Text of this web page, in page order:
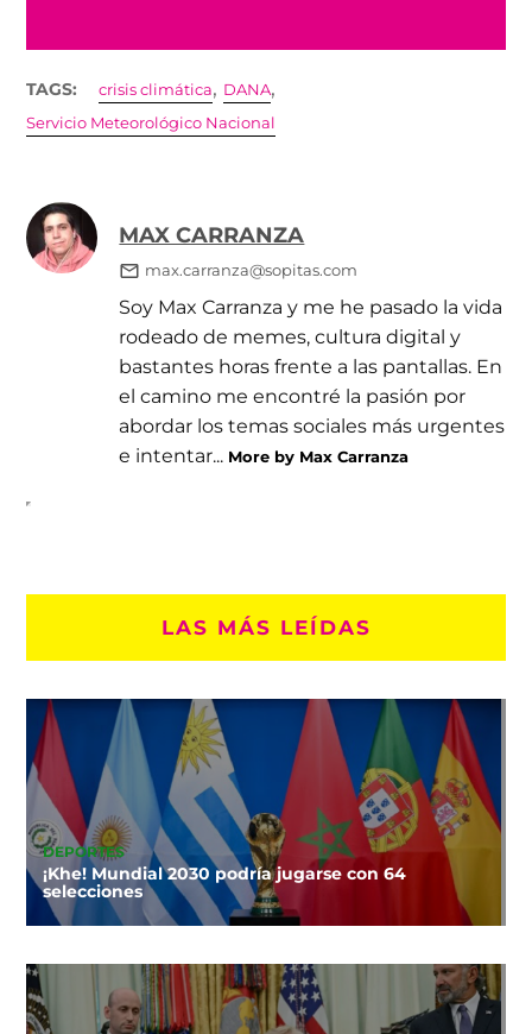
TAGS: crisis climática, DANA,
Servicio Meteorológico Nacional
MAX CARRANZA
max.carranza@sopitas.com
Soy Max Carranza y me he pasado la vida
rodeado de memes, cultura digital y
bastantes horas frente a las pantallas. En
el camino me encontré la pasión por
abordar los temas sociales más urgentes
e intentar... More by Max Carranza
LAS MÁS LEÍDAS
DEPORTES
¡Khe! Mundial 2030 podría jugarse con 64
selecciones